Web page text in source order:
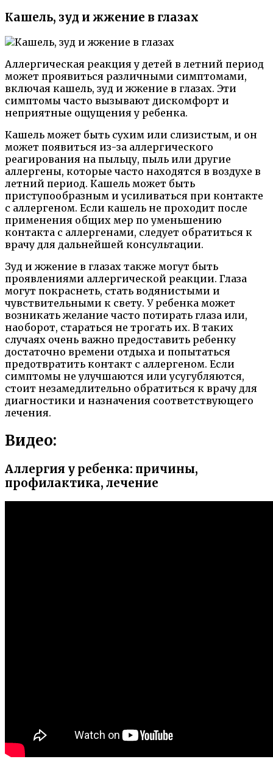
Кашель, зуд и жжение в глазах
Аллергическая реакция у детей в летний период
может проявиться различными симптомами,
включая кашель, зуд и жжение в глазах. Эти
симптомы часто вызывают дискомфорт и
неприятные ощущения у ребенка.
Кашель может быть сухим или слизистым, и он
может появиться из-за аллергического
реагирования на пыльцу, пыль или другие
аллергены, которые часто находятся в воздухе в
летний период. Кашель может быть
приступообразным и усиливаться при контакте
с аллергеном. Если кашель не проходит после
применения общих мер по уменьшению
контакта с аллергенами, следует обратиться к
врачу для дальнейшей консультации.
Зуд и жжение в глазах также могут быть
проявлениями аллергической реакции. Глаза
могут покраснеть, стать водянистыми и
чувствительными к свету. У ребенка может
возникать желание часто потирать глаза или,
наоборот, стараться не трогать их. В таких
случаях очень важно предоставить ребенку
достаточно времени отдыха и попытаться
предотвратить контакт с аллергеном. Если
симптомы не улучшаются или усугубляются,
стоит незамедлительно обратиться к врачу для
диагностики и назначения соответствующего
лечения.
Видео:
Аллергия у ребенка: причины,
профилактика, лечение